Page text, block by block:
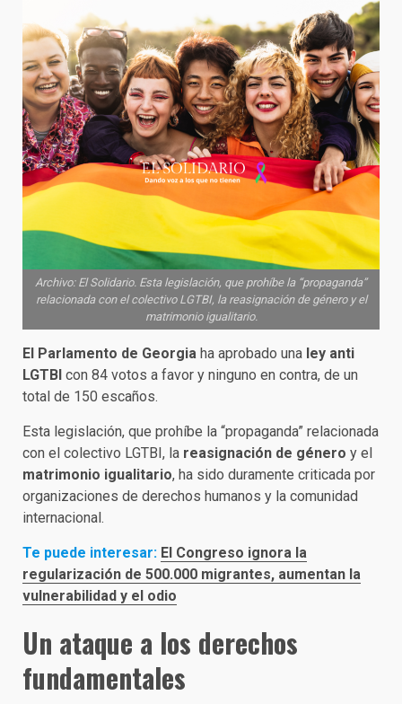
Archivo: El Solidario. Esta legislación, que prohíbe la “propaganda”
relacionada con el colectivo LGTBI, la reasignación de género y el
matrimonio igualitario.
El Parlamento de Georgia ha aprobado una ley anti
LGTBI con 84 votos a favor y ninguno en contra, de un
total de 150 escaños.
Esta legislación, que prohíbe la “propaganda” relacionada
con el colectivo LGTBI, la reasignación de género y el
matrimonio igualitario, ha sido duramente criticada por
organizaciones de derechos humanos y la comunidad
internacional.
Te puede interesar: El Congreso ignora la
regularización de 500.000 migrantes, aumentan la
vulnerabilidad y el odio
Un ataque a los derechos
fundamentales